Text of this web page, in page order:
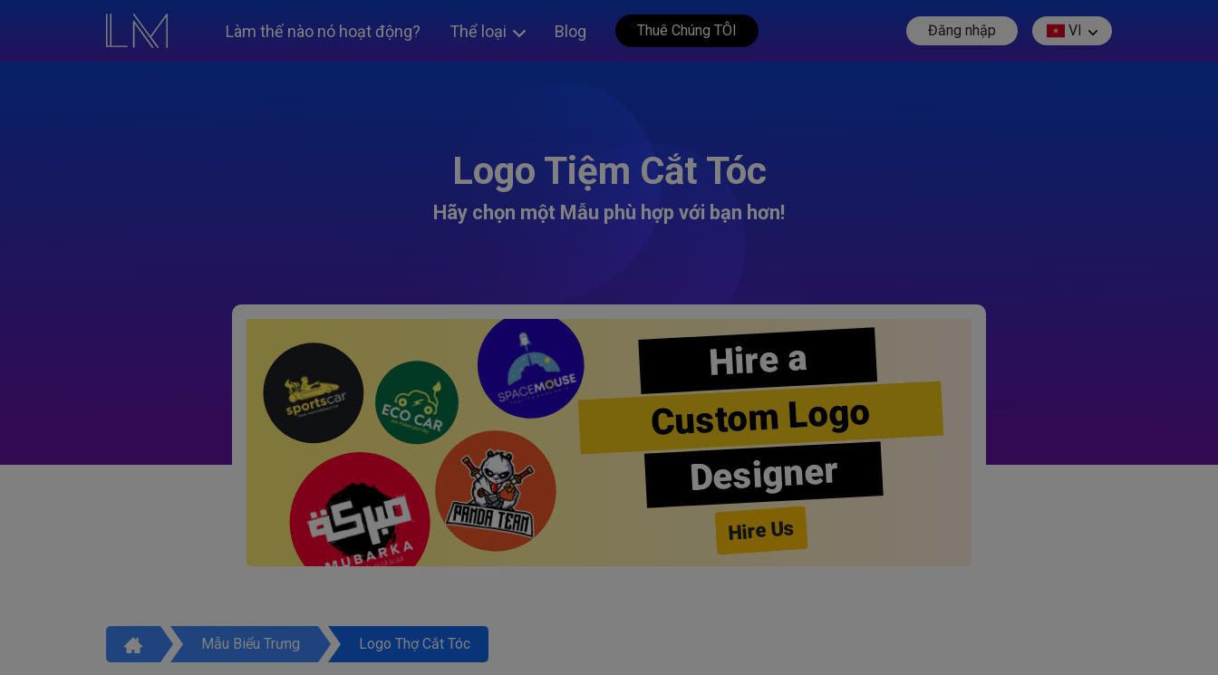
Làm thế nào nó hoạt động? Thể loại Blog Thuê Chúng TÔI Đăng nhập VI
Logo Tiệm Cắt Tóc
Hãy chọn một Mẫu phù hợp với bạn hơn!
Hire a
Custom Logo
Designer
Hire Us
Mẫu Biểu Trưng Logo Thợ Cắt Tóc